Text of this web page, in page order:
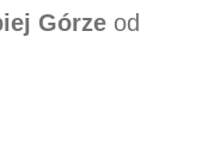
Górze od